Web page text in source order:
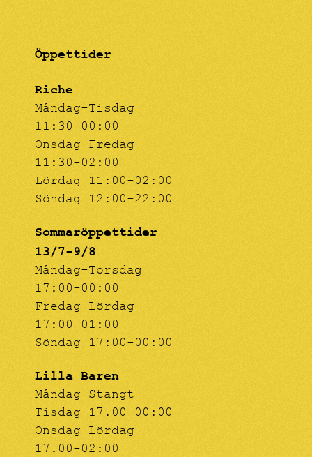
Öppettider
Riche
Måndag-Tisdag
11:30-00:00
Onsdag-Fredag
11:30-02:00
Lördag 11:00-02:00
Söndag 12:00-22:00
Sommaröppettider
13/7-9/8
Måndag-Torsdag
17:00-00:00
Fredag-Lördag
17:00-01:00
Söndag 17:00-00:00
Lilla Baren
Måndag Stängt
Tisdag 17.00-00:00
Onsdag-Lördag
17.00-02:00